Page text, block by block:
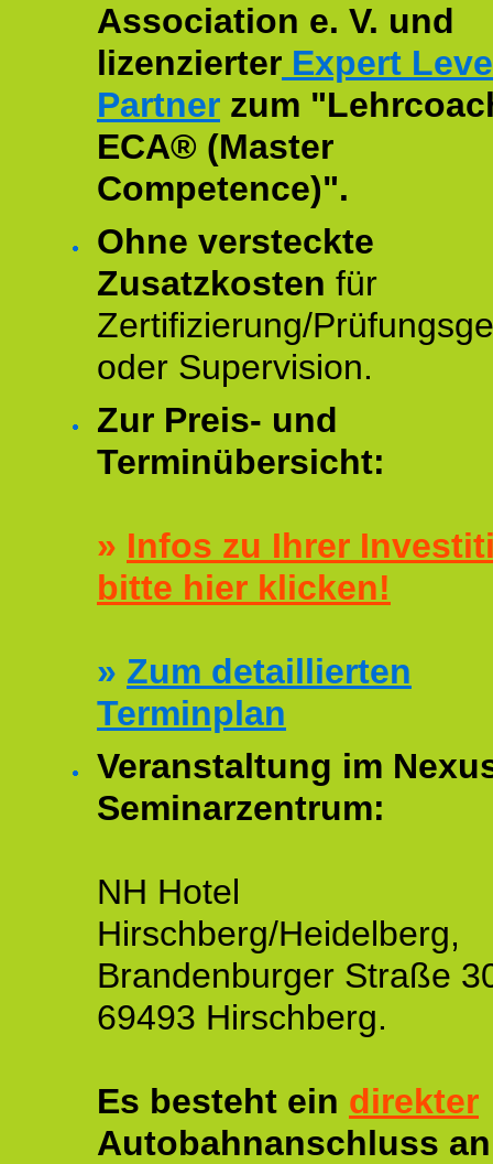
Association e. V. und
lizenzierter Expert
Partner zum
ECA® (Master
Competence)".
Ohne versteckte
Zusatzkosten für
Zertifizierung/
oder Supervision.
Zur Preis- und
Terminübersicht:
» Infos zu Ihrer
bitte hier klicken!
» Zum detaillierten
Terminplan
Veranstaltung im
Seminarzentrum:
NH Hotel
Hirschberg/Heidelberg,
Brandenburger Straße
69493 Hirschberg.
Es besteht ein direkter
Autobahnanschluss